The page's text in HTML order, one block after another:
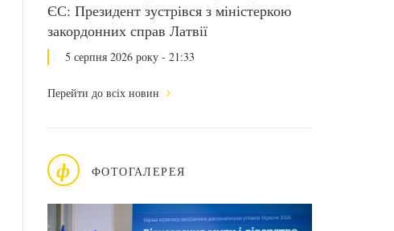
ЄС: Президент зустрівся з міністеркою
закордонних справ Латвії
5 серпня 2026 року - 21:33
Перейти до всіх новин
ф ФОТОГАЛЕРЕЯ